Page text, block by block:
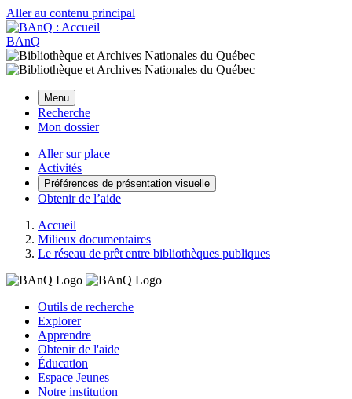
Aller au contenu principal
BAnQ
Menu
Recherche
Mon dossier
Aller sur place
Activités
Préférences de présentation visuelle
Obtenir de l’aide
Accueil
Milieux documentaires
Le réseau de prêt entre bibliothèques publiques
Outils de recherche
Explorer
Apprendre
Obtenir de l'aide
Éducation
Espace Jeunes
Notre institution